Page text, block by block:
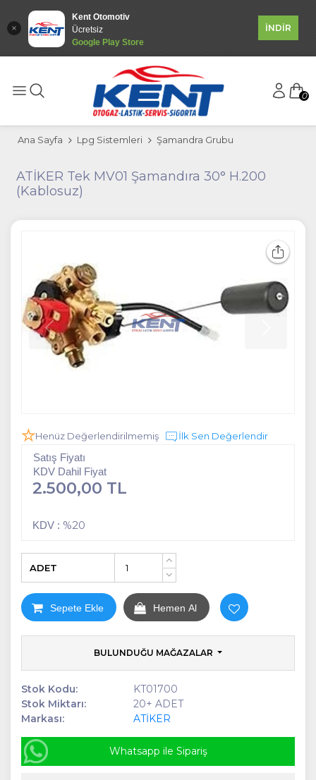
Kent Otomotiv
Ücretsiz
Google Play Store
İNDİR
0
Ana Sayfa Lpg Sistemleri Şamandra Grubu
ATİKER Tek MV01 Şamandıra 30° H.200
(Kablosuz)
Henüz Değerlendirilmemiş İlk Sen Değerlendir
Satış Fiyatı
KDV Dahil Fiyat
2.500,00 TL
KDV : %20
+
ADET
Sepete Ekle Hemen Al
BULUNDUĞU MAĞAZALAR
Stok Kodu:
KT01700
Stok Miktarı:
20+ ADET
Markası:
ATİKER
Whatsapp ile Sipariş